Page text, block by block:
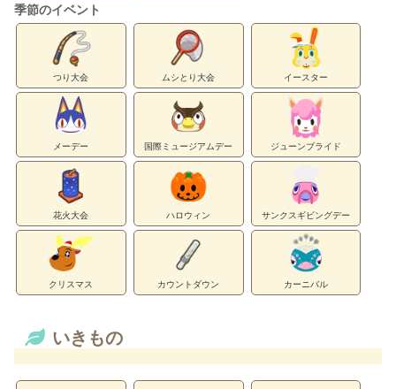
季節のイベント
つり大会 ムシとり大会 イースター
メーデー 国際ミュージアムデー ジューンブライド
花火大会 ハロウィン サンクスギビングデー
クリスマス カウントダウン カーニバル
いきもの